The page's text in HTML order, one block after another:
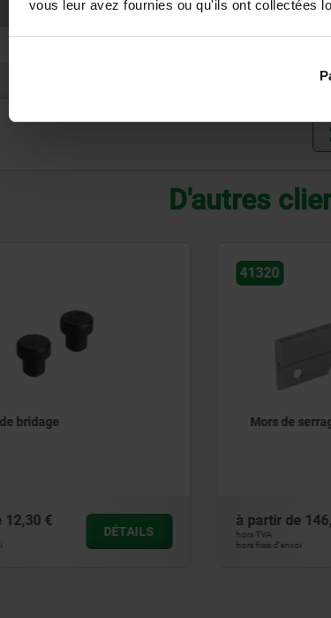
vous leur avez fournies ou qu'ils ont collectées
D'autres
DÉTAILS
Mors de serrage lisse
à partir de 146,18 €
hors TVA
hors frais d’envoi